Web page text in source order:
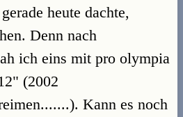
heute dachte,
Denn nach
ich eins mit pro olympia
(2002
Kann es noch